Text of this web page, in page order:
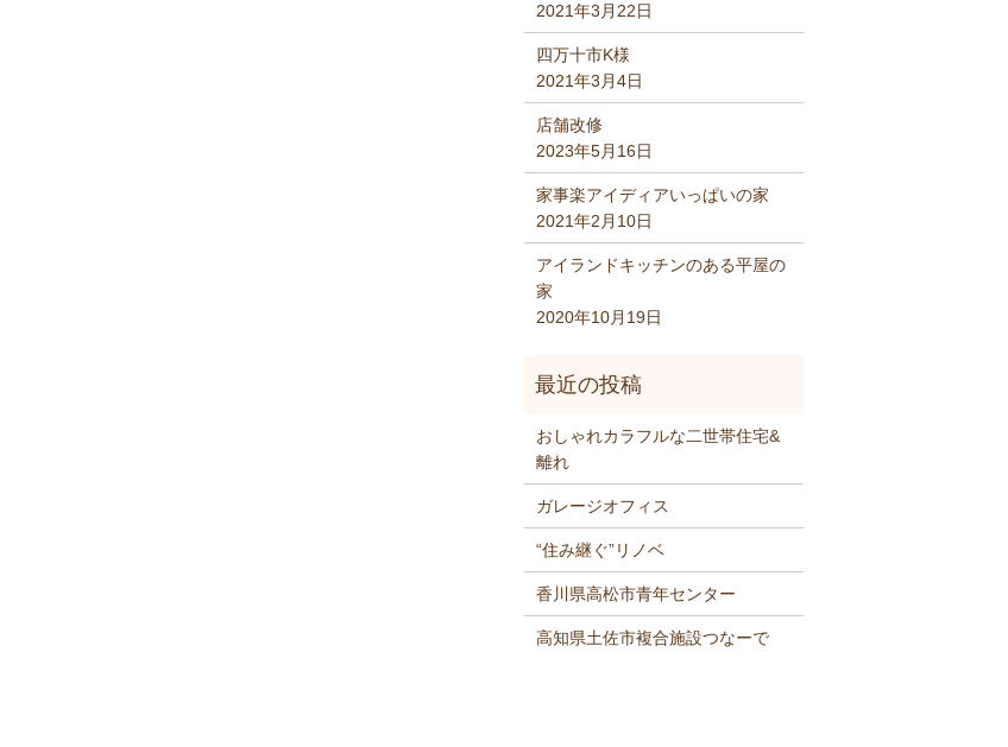
2021年3月22日
四万十市K様
2021年3月4日
店舗改修
2023年5月16日
家事楽アイディアいっぱいの家
2021年2月10日
アイランドキッチンのある平屋の
家
2020年10月19日
おしゃれカラフルな二世帯住宅&
離れ
ガレージオフィス
“住み継ぐ”リノベ
香川県高松市青年センター
高知県土佐市複合施設つなーで